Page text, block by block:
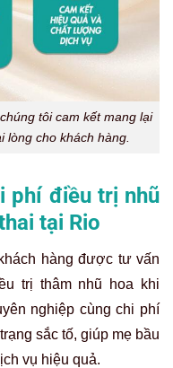
tôi cam kết mang lại
lòng cho khách hàng.
phí điều trị nhũ
tại Rio
hàng được tư vấn
trị thâm nhũ hoa khi
nghiệp cùng chi phí
sắc tố, giúp mẹ bầu
vụ hiệu quả.